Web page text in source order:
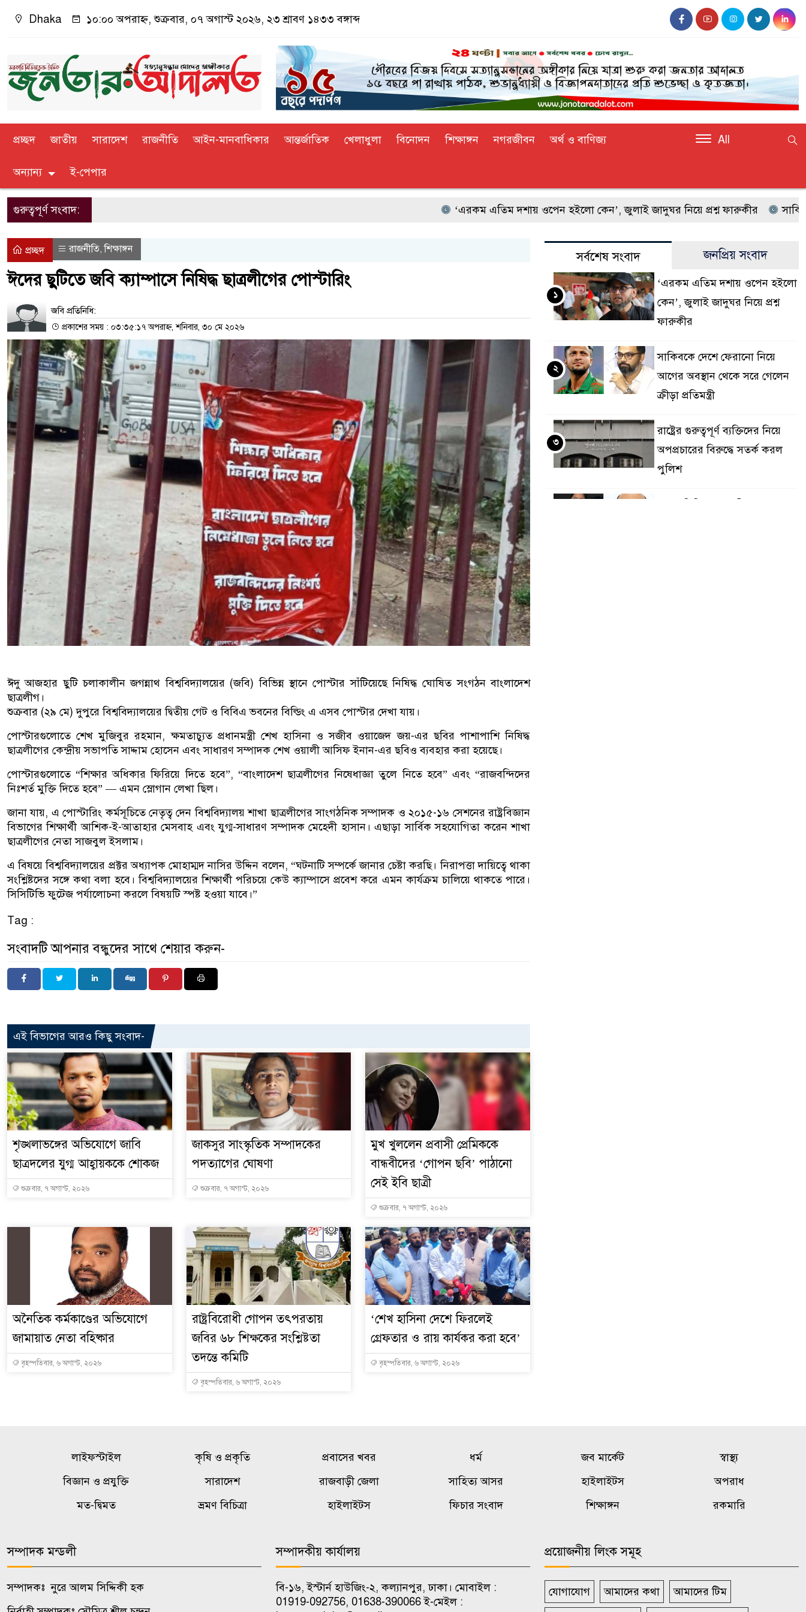
Dhaka ১০:০০ অপরাহ্ন, শুক্রবার, ০৭ অগাস্ট ২০২৬, ২৩ শ্রাবণ ১৪৩৩ বঙ্গাব্দ
প্রচ্ছদ জাতীয় সারাদেশ রাজনীতি আইন-মানবাধিকার আন্তর্জাতিক খেলাধুলা বিনোদন শিক্ষাঙ্গন নগরজীবন অর্থ ও বাণিজ্য
অন্যান্য ই-পেপার
All
গুরুত্বপূর্ণ সংবাদ: ‘এরকম এতিম দশায় ওপেন হইলো কেন’, জুলাই জাদুঘর নিয়ে প্রশ্ন ফারুকীর সাকিবকে
প্রচ্ছদ রাজনীতি,শিক্ষাঙ্গন
ঈদের ছুটিতে জবি ক্যাম্পাসে নিষিদ্ধ ছাত্রলীগের পোস্টারিং
জবি প্রতিনিধি:
প্রকাশের সময় : ০৩:৩৫:১৭ অপরাহ্ন, শনিবার, ৩০ মে ২০২৬
ঈদু আজহার ছুটি চলাকালীন জগন্নাথ বিশ্ববিদ্যালয়ের (জবি) বিভিন্ন স্থানে পোস্টার সাঁটিয়েছে নিষিদ্ধ ঘোষিত সংগঠন বাংলাদেশ
ছাত্রলীগ।
শুক্রবার (২৯ মে) দুপুরে বিশ্ববিদ্যালয়ের দ্বিতীয় গেট ও বিবিএ ভবনের বিল্ডিং এ এসব পোস্টার দেখা যায়।
পোস্টারগুলোতে শেখ মুজিবুর রহমান, ক্ষমতাচ্যুত প্রধানমন্ত্রী শেখ হাসিনা ও সজীব ওয়াজেদ জয়-এর ছবির পাশাপাশি নিষিদ্ধ
ছাত্রলীগের কেন্দ্রীয় সভাপতি সাদ্দাম হোসেন এবং সাধারণ সম্পাদক শেখ ওয়ালী আসিফ ইনান-এর ছবিও ব্যবহার করা হয়েছে।
পোস্টারগুলোতে “শিক্ষার অধিকার ফিরিয়ে দিতে হবে”, “বাংলাদেশ ছাত্রলীগের নিষেধাজ্ঞা তুলে নিতে হবে” এবং “রাজবন্দিদের
নিঃশর্ত মুক্তি দিতে হবে” — এমন স্লোগান লেখা ছিল।
জানা যায়, এ পোস্টারিং কর্মসূচিতে নেতৃত্ব দেন বিশ্ববিদ্যালয় শাখা ছাত্রলীগের সাংগঠনিক সম্পাদক ও ২০১৫-১৬ সেশনের রাষ্ট্রবিজ্ঞান
বিভাগের শিক্ষার্থী আশিক-ই-আতাহার মেসবাহ এবং যুগ্ম-সাধারণ সম্পাদক মেহেদী হাসান। এছাড়া সার্বিক সহযোগিতা করেন শাখা
ছাত্রলীগের নেতা সাজবুল ইসলাম।
এ বিষয়ে বিশ্ববিদ্যালয়ের প্রক্টর অধ্যাপক মোহাম্মদ নাসির উদ্দিন বলেন, “ঘটনাটি সম্পর্কে জানার চেষ্টা করছি। নিরাপত্তা দায়িত্বে থাকা
সংশ্লিষ্টদের সঙ্গে কথা বলা হবে। বিশ্ববিদ্যালয়ের শিক্ষার্থী পরিচয়ে কেউ ক্যাম্পাসে প্রবেশ করে এমন কার্যক্রম চালিয়ে থাকতে পারে।
সিসিটিভি ফুটেজ পর্যালোচনা করলে বিষয়টি স্পষ্ট হওয়া যাবে।”
Tag :
সংবাদটি আপনার বন্ধুদের সাথে শেয়ার করুন-
এই বিভাগের আরও কিছু সংবাদ-
শৃঙ্খলাভঙ্গের অভিযোগে জাবি
ছাত্রদলের যুগ্ম আহ্বায়ককে শোকজ
শুক্রবার, ৭ অগাস্ট, ২০২৬
জাকসুর সাংস্কৃতিক সম্পাদকের
পদত্যাগের ঘোষণা
শুক্রবার, ৭ অগাস্ট, ২০২৬
মুখ খুললেন প্রবাসী প্রেমিককে
বান্ধবীদের ‘গোপন ছবি’ পাঠানো
সেই ইবি ছাত্রী
শুক্রবার, ৭ অগাস্ট, ২০২৬
অনৈতিক কর্মকাণ্ডের অভিযোগে
জামায়াত নেতা বহিষ্কার
বৃহস্পতিবার, ৬ অগাস্ট, ২০২৬
রাষ্ট্রবিরোধী গোপন তৎপরতায়
জবির ৬৮ শিক্ষকের সংশ্লিষ্টতা
তদন্তে কমিটি
বৃহস্পতিবার, ৬ অগাস্ট, ২০২৬
‘শেখ হাসিনা দেশে ফিরলেই
গ্রেফতার ও রায় কার্যকর করা হবে’
বৃহস্পতিবার, ৬ অগাস্ট, ২০২৬
সর্বশেষ সংবাদ জনপ্রিয় সংবাদ
‘এরকম এতিম দশায় ওপেন হইলো
কেন’, জুলাই জাদুঘর নিয়ে প্রশ্ন
ফারুকীর
১
সাকিবকে দেশে ফেরানো নিয়ে
আগের অবস্থান থেকে সরে গেলেন
ক্রীড়া প্রতিমন্ত্রী
২
রাষ্ট্রের গুরুত্বপূর্ণ ব্যক্তিদের নিয়ে
অপপ্রচারের বিরুদ্ধে সতর্ক করল
পুলিশ
৩
লাইফস্টাইল কৃষি ও প্রকৃতি প্রবাসের খবর ধর্ম জব মার্কেট
স্বাস্থ্য
বিজ্ঞান ও প্রযুক্তি
সারাদেশ রাজবাড়ী জেলা সাহিত্য আসর হাইলাইটস
অপরাধ
মত-দ্বিমত
ভ্রমণ বিচিত্রা হাইলাইটস ফিচার সংবাদ শিক্ষাঙ্গন রকমারি
সম্পাদক মন্ডলী
সম্পাদকঃ নুরে আলম সিদ্দিকী হক
সম্পাদকীয় কার্যালয়
বি-১৬, ইস্টার্ন হাউজিং-২, কল্যানপুর, ঢাকা। মোবাইল :
01919-092756, 01638-390066 ই-মেইল :
প্রয়োজনীয় লিংক সমূহ
যোগাযোগ আমাদের কথা আমাদের টিম